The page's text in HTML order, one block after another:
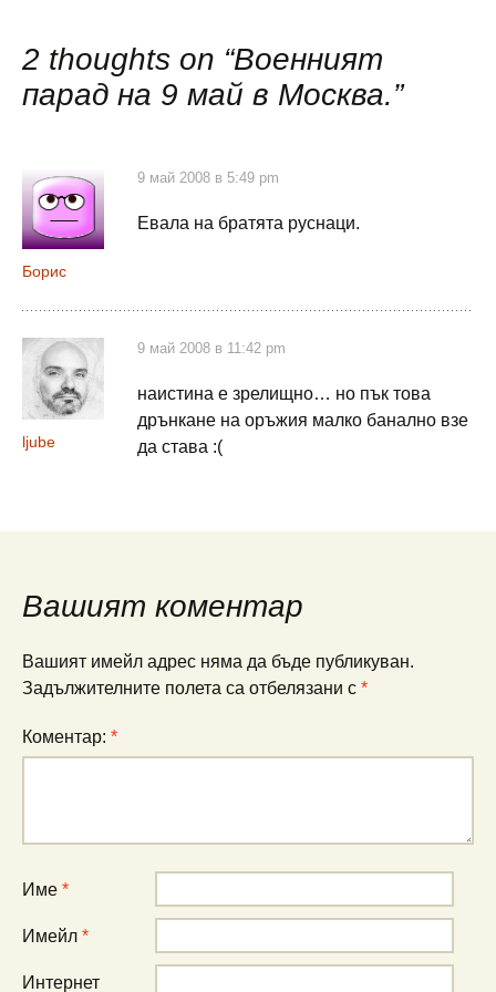
публикациите
2 thoughts on “Военният
парад на 9 май в Москва.”
Борис
9 май 2008 в 5:49 pm
Евала на братята руснаци.
ljube
9 май 2008 в 11:42 pm
наистина е зрелищно… но пък това
дрънкане на оръжия малко банално взе
да става :(
Вашият коментар
Вашият имейл адрес няма да бъде публикуван.
Задължителните полета са отбелязани с *
Коментар: *
Име *
Имейл *
Интернет